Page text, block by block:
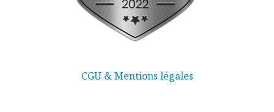
CGU & Mentions légales